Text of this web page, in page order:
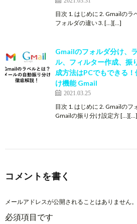
目次 1. はじめに 2. Gmailのラ
フォルダの違い 3. […][…]
Gmailのフォルダ分け、
ル、フィルター作成、振
成方法はPCでもできる
け機能 Gmail
2021.03.25
目次 1. はじめに 2. Gmailの
Gmailの振り分け設定方 […][…]
コメントを書く
メールアドレスが公開されることはありません。
必須項目です